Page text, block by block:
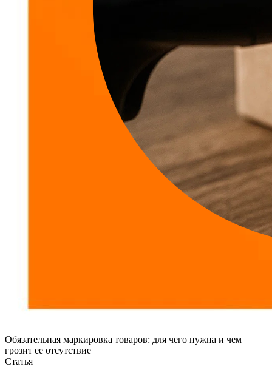
Обязательная маркировка товаров: для чего нужна и чем
грозит ее отсутствие
Статья